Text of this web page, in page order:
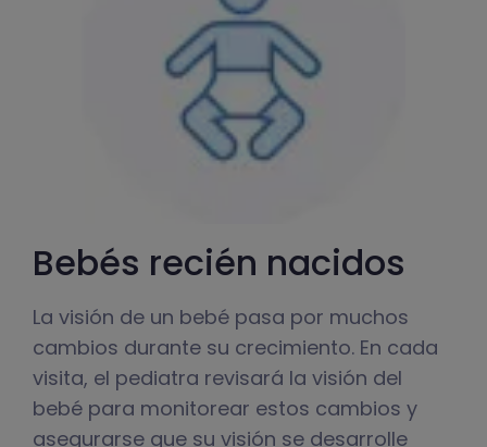
Bebés recién nacidos
La visión de un bebé pasa por muchos
cambios durante su crecimiento. En cada
visita, el pediatra revisará la visión del
bebé para monitorear estos cambios y
asegurarse que su visión se desarrolle